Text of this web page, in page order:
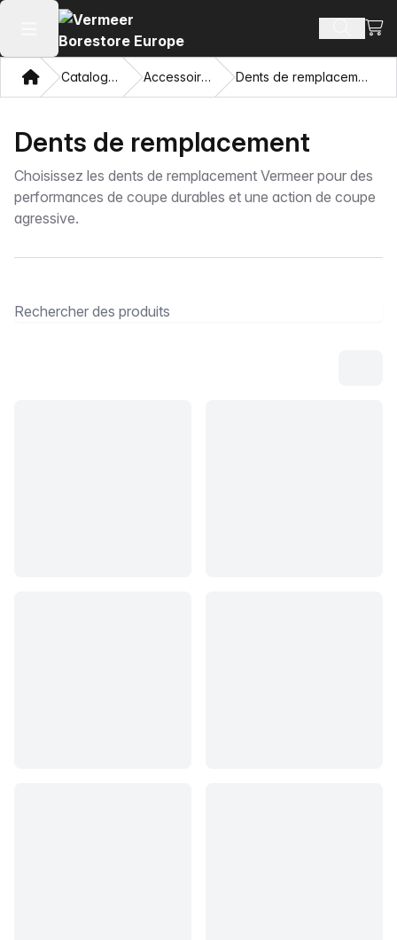
Ouvrir le menu principal
Voir
Domicile Catalogue Accessoires Dents de remplacement
Dents de remplacement
Choisissez les dents de remplacement Vermeer pour des
performances de coupe durables et une action de coupe
agressive.